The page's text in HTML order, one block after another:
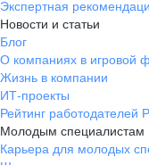
Экспертная
Новости и статьи
Блог
О компаниях в игровой
Жизнь в компании
ИТ-проекты
Рейтинг работодателей
Молодым специалистам
Карьера для молодых